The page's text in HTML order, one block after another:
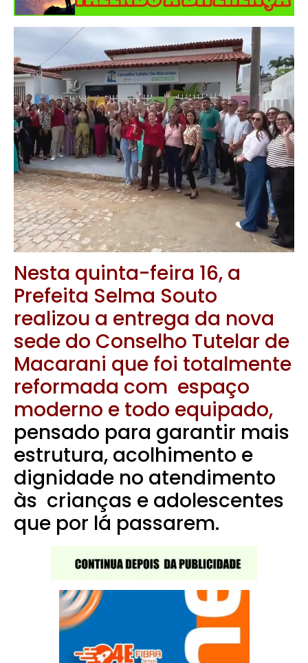
Nesta quinta-feira 16, a
Prefeita Selma Souto
realizou a entrega da nova
sede do Conselho Tutelar de
Macarani que foi totalmente
reformada com espaço
moderno e todo equipado,
pensado para garantir mais
estrutura, acolhimento e
dignidade no atendimento
às crianças e adolescentes
que por lá passarem.